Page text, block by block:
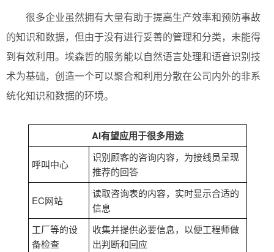
很多企业虽然拥有大量有助于提高生产效率和预防事故
的知识和数据，但由于没有进行妥善的管理和分类，未能得
到有效利用。埃森哲的服务能以自然语言处理和语音识别技
术为基础，创造一个可以聚合和利用分散在公司内外的非系
统化知识和数据的环境。
AI有望应用于很多用途
呼叫中心
识别顾客的咨询内容，为接线员呈现
推荐的回答
EC网站
读取咨询表的内容，实时显示合适的
信息
工厂等的设
备检查
收集并提供必要信息，以便工程师做
出判断和回应